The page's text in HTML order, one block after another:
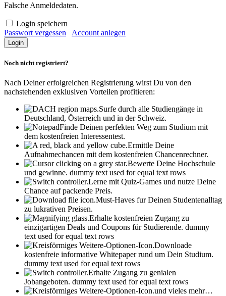
Falsche Anmeldedaten.
Login speichern
Passwort vergessen
Account anlegen
Noch nicht registriert?
Nach Deiner erfolgreichen Registrierung wirst Du von den
nachstehenden exklusiven Vorteilen profitieren:
Surfe durch alle Studiengänge in
Deutschland, Österreich und in der Schweiz.
Finde Deinen perfekten Weg zum Studium mit
dem kostenfreien Interessentest.
Ermittle Deine
Aufnahmechancen mit dem kostenfreien Chancenrechner.
Bewerte Deine Hochschule
und gewinne. dummy text used for equal text rows
Lerne mit Quiz-Games und nutze Deine
Chance auf packende Preis.
Must-Haves fur Deinen Studentenalltag
zu lukrativen Preisen.
Erhalte kostenfreien Zugang zu
einzigartigen Deals und Coupons für Studierende. dummy
text used for equal text rows
Downloade
kostenfreie informative Whitepaper rund um Dein Studium.
dummy text used for equal text rows
Erhalte Zugang zu genialen
Jobangeboten. dummy text used for equal text rows
und vieles mehr…